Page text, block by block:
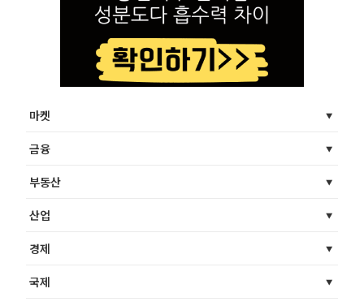
마켓
금융
부동산
산업
경제
국제